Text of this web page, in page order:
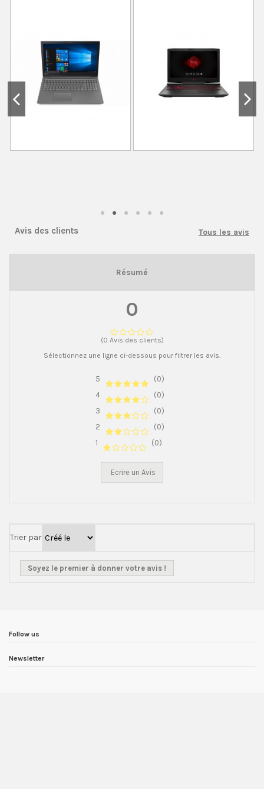
Avis des clients Tous les avis
Résumé
0
(0 Avis des clients)
Sélectionnez une ligne ci-dessous pour filtrer les avis.
5
(0)
4
(0)
3
(0)
2
(0)
1
(0)
Ecrire un Avis
Trier par
Soyez le premier à donner votre avis !
Follow us
Newsletter